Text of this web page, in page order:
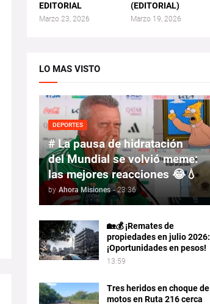
EDITORIAL
Marzo 23, 2026
(EDITORIAL)
Marzo 19, 2026
LO MAS VISTO
DEPORTES
# La pausa de hidratación
del Mundial se volvió meme:
las mejores reacciones 😂💧
by Ahora Misiones - 23:36
🏡💰 ¡Remates de
propiedades en julio 2026:
¡Oportunidades en pesos!
13:59
Tres heridos en choque de
motos en Ruta 216 cerca